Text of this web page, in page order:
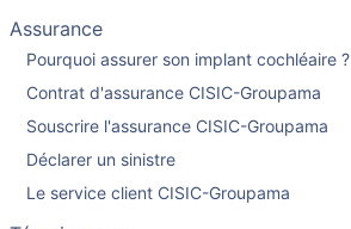
Assurance
Pourquoi assurer son implant cochléaire ?
Contrat d'assurance CISIC-Groupama
Souscrire l'assurance CISIC-Groupama
Déclarer un sinistre
Le service client CISIC-Groupama